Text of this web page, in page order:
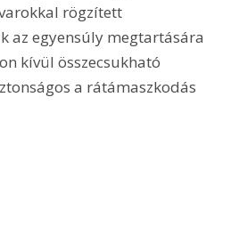
rögzített
az egyensúly megtartására
kívül összecsukható
a rátámaszkodás